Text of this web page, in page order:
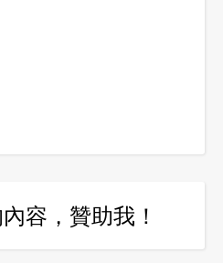
容，贊助我！